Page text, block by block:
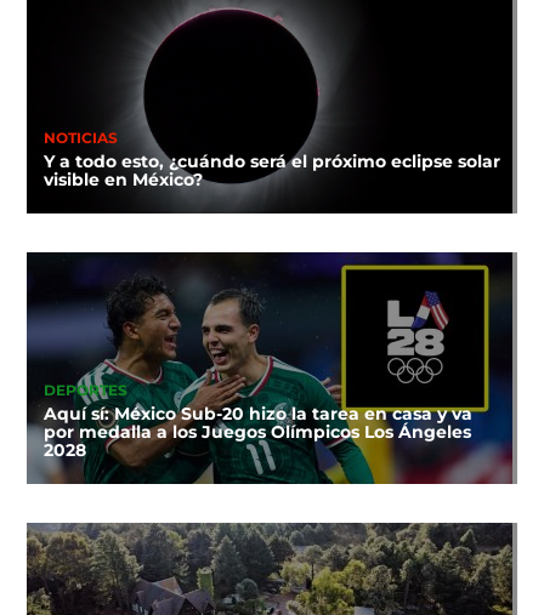
NOTICIAS
Y a todo esto, ¿cuándo será el próximo eclipse solar
visible en México?
DEPORTES
Aquí sí: México Sub-20 hizo la tarea en casa y va
por medalla a los Juegos Olímpicos Los Ángeles
2028